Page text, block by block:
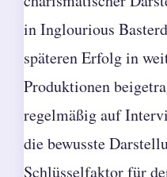
in Inglourious
späteren Erfolg in
Produktionen
regelmäßig auf
die bewusste
Schlüsselfaktor für